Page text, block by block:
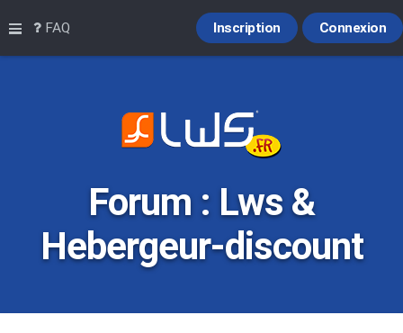
Raccourcis
FAQ Connexion
Inscription
Forum : Lws &
Hebergeur-discount